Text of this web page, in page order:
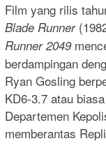
Film yang rilis
Blade Runner
Runner 2049
berdampingan
Ryan Gosling
KD6-3.7 atau
Departemen
memberantas